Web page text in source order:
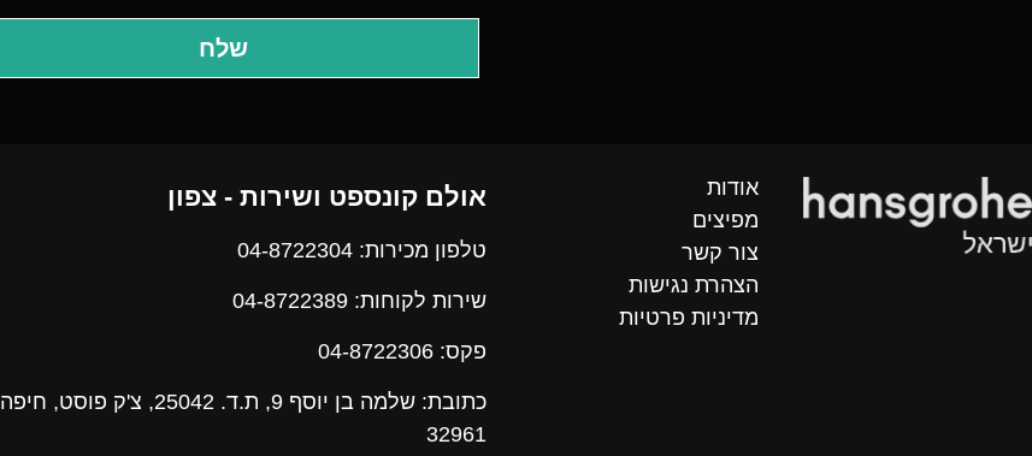
אודות
מפיצים
צור קשר
הצהרת נגישות
מדיניות פרטיות
אולם קונספט ושירות - צפון
טלפון מכירות: 04-8722304
שירות לקוחות: 04-8722389
פקס:04-8722306
כתובת: שלמה בן יוסף 9, ת.ד. 25042, צ'ק פוסט, חיפה
32961